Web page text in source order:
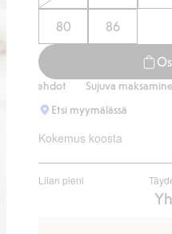
80 86
Sujuva maksaminen
Etsi myymälässä
Kokemus koosta
Liian pieni
/